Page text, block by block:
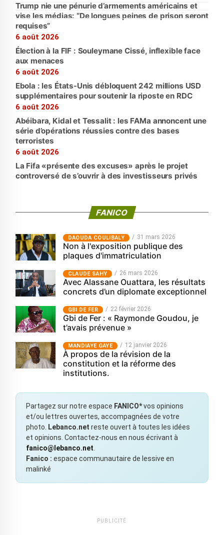
Trump nie une pénurie d’armements américains et
vise les médias: “De longues peines de prison seront
requises”
6 août 2026
Élection à la FIF : Souleymane Cissé, inflexible face
aux menaces
6 août 2026
Ebola : les États-Unis débloquent 242 millions USD
supplémentaires pour soutenir la riposte en RDC
6 août 2026
Abéibara, Kidal et Tessalit : les FAMa annoncent une
série d’opérations réussies contre des bases
terroristes
6 août 2026
La Fifa «présente des excuses» après le projet
controversé de s’ouvrir à des investisseurs privés
FANICO
‎DAOUDA COULIBALY 31 mars 2026
Non à l'exposition publique des
plaques d'immatriculation
CLAUDE SAHY 26 mars 2026
Avec Alassane Ouattara, les résultats
concrets d’un diplomate exceptionnel
GBI DE FER 22 février 2026
Gbi de Fer : « Raymonde Goudou, je
t’avais prévenue »
MANDIAYE GAYE 12 janvier 2026
À propos de la révision de la
constitution et la réforme des
institutions.
Partagez sur notre espace FANICO*vos opinions
et/ou lettres ouvertes, accompagnées de votre
photo.
Lebanco.net reste ouvert à toutes les idées
et opinions. Contactez-nous en nous écrivant à
fanico@lebanco.net
Fanico : espace communautaire de lessive en
malinké
PUBLICITÉ